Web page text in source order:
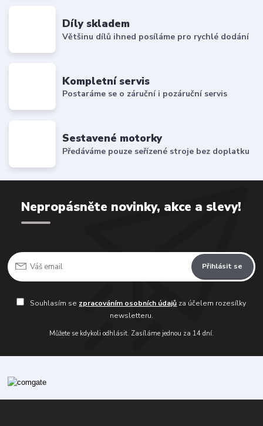
Díly skladem
Většinu dílů ihned posíláme pro rychlé dodání
Kompletní servis
Postaráme se o záruční i pozáruční servis
Sestavené motorky
Předáváme pouze seřízené stroje bez doplatku
Nepropásněte novinky, akce a slevy!
Přihlásit se
Souhlasím se zpracováním osobních údajů za účelem rozesílky
newsletteru.
Můžete se kdykoli odhlásit. Zasíláme jednou za 14 dní.